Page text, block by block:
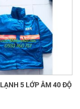
5 LỚP ÂM 40 ĐỘ